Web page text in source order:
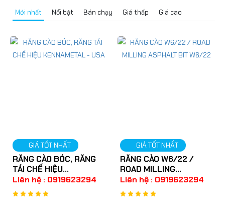
Mới nhất Nổi bật Bán chạy Giá thấp Giá cao
GIÁ TỐT NHẤT
RĂNG CÀO BÓC, RĂNG
TÁI CHẾ HIỆU
KENNAMETAL - USA
Liên hệ : 0919623294
GIÁ TỐT NHẤT
RĂNG CÀO W6/22 /
ROAD MILLING
ASPHALT BIT W6/22
Liên hệ : 0919623294